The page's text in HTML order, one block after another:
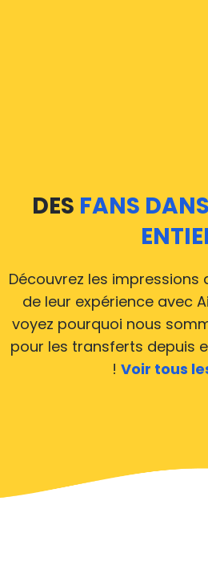
DES FANS
Découvrez les
de leur expérience avec
voyez pourquoi nous
pour les transferts depuis
! Voir tous